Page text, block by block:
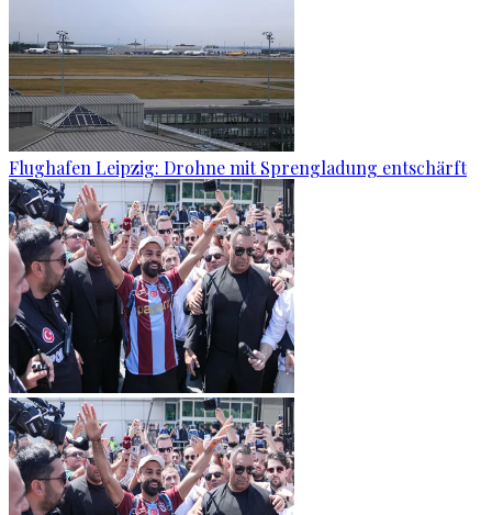
Flughafen Leipzig: Drohne mit Sprengladung entschärft